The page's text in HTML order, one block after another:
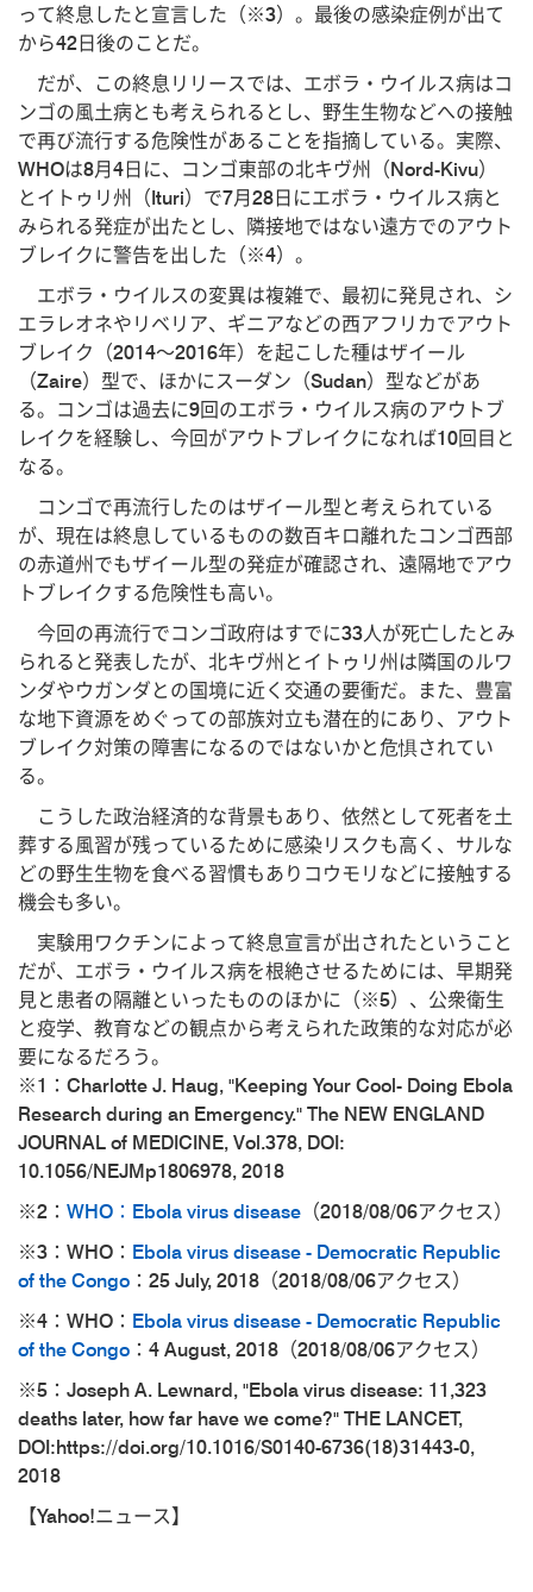
って終息したと宣言した（※3）。最後の感染症例が出て
から42日後のことだ。
だが、この終息リリースでは、エボラ・ウイルス病はコ
ンゴの風土病とも考えられるとし、野生生物などへの接触
で再び流行する危険性があることを指摘している。実際、
WHOは8月4日に、コンゴ東部の北キヴ州（Nord-Kivu）
とイトゥリ州（Ituri）で7月28日にエボラ・ウイルス病と
みられる発症が出たとし、隣接地ではない遠方でのアウト
ブレイクに警告を出した（※4）。
エボラ・ウイルスの変異は複雑で、最初に発見され、シ
エラレオネやリベリア、ギニアなどの西アフリカでアウト
ブレイク（2014～2016年）を起こした種はザイール
（Zaire）型で、ほかにスーダン（Sudan）型などがあ
る。コンゴは過去に9回のエボラ・ウイルス病のアウトブ
レイクを経験し、今回がアウトブレイクになれば10回目と
なる。
コンゴで再流行したのはザイール型と考えられている
が、現在は終息しているものの数百キロ離れたコンゴ西部
の赤道州でもザイール型の発症が確認され、遠隔地でアウ
トブレイクする危険性も高い。
今回の再流行でコンゴ政府はすでに33人が死亡したとみ
られると発表したが、北キヴ州とイトゥリ州は隣国のルワ
ンダやウガンダとの国境に近く交通の要衝だ。また、豊富
な地下資源をめぐっての部族対立も潜在的にあり、アウト
ブレイク対策の障害になるのではないかと危惧されてい
る。
こうした政治経済的な背景もあり、依然として死者を土
葬する風習が残っているために感染リスクも高く、サルな
どの野生生物を食べる習慣もありコウモリなどに接触する
機会も多い。
実験用ワクチンによって終息宣言が出されたということ
だが、エボラ・ウイルス病を根絶させるためには、早期発
見と患者の隔離といったもののほかに（※5）、公衆衛生
と疫学、教育などの観点から考えられた政策的な対応が必
要になるだろう。
※1：Charlotte J. Haug, "Keeping Your Cool- Doing Ebola
Research during an Emergency." The NEW ENGLAND
JOURNAL of MEDICINE, Vol.378, DOI:
10.1056/NEJMp1806978, 2018
※2： WHO：Ebola virus disease （2018/08/06アクセス）
※3：WHO： Ebola virus disease - Democratic Republic
of the Congo ：25 July, 2018（2018/08/06アクセス）
※4：WHO： Ebola virus disease - Democratic Republic
of the Congo ：4 August, 2018（2018/08/06アクセス）
※5：Joseph A. Lewnard, "Ebola virus disease: 11,323
deaths later, how far have we come?" THE LANCET,
DOI:https://doi.org/10.1016/S0140-6736(18)31443-0,
2018
【Yahoo!ニュース】